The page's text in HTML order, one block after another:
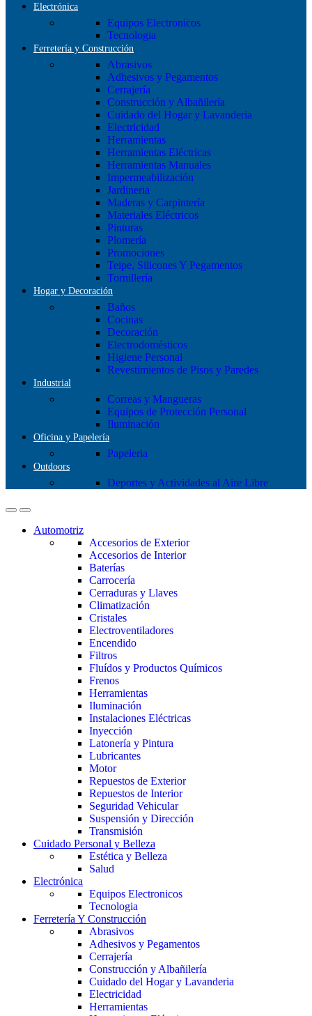
Electrónica
Equipos Electronicos
Tecnologia
Ferretería y Construcción
Abrasivos
Adhesivos y Pegamentos
Cerrajería
Construcción y Albañilería
Cuidado del Hogar y Lavanderia
Electricidad
Herramientas
Herramientas Eléctricas
Herramientas Manuales
Impermeabilización
Jardineria
Maderas y Carpintería
Materiales Eléctricos
Pinturas
Plomería
Promociones
Teipe, Silicones Y Pegamentos
Tornillería
Hogar y Decoración
Baños
Cocinas
Decoración
Electrodomésticos
Higiene Personal
Revestimientos de Pisos y Paredes
Industrial
Correas y Mangueras
Equipos de Protección Personal
Iluminación
Oficina y Papelería
Papeleria
Outdoors
Deportes y Actividades al Aire Libre
Automotriz
Accesorios de Exterior
Accesorios de Interior
Baterías
Carrocería
Cerraduras y Llaves
Climatización
Cristales
Electroventiladores
Encendido
Filtros
Fluídos y Productos Químicos
Frenos
Herramientas
Iluminación
Instalaciones Eléctricas
Inyección
Latonería y Pintura
Lubricantes
Motor
Repuestos de Exterior
Repuestos de Interior
Seguridad Vehicular
Suspensión y Dirección
Transmisión
Cuidado Personal y Belleza
Estética y Belleza
Salud
Electrónica
Equipos Electronicos
Tecnologia
Ferretería Y Construcción
Abrasivos
Adhesivos y Pegamentos
Cerrajería
Construcción y Albañilería
Cuidado del Hogar y Lavanderia
Electricidad
Herramientas